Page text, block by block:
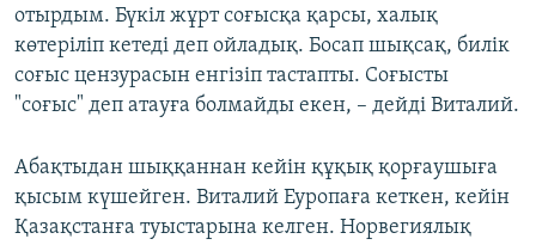
отырдым. Бүкіл жұрт соғысқа қарсы, халық
көтеріліп кетеді деп ойладық. Босап шықсақ, билік
соғыс цензурасын енгізіп тастапты. Соғысты
"соғыс" деп атауға болмайды екен, – дейді Виталий.
Абақтыдан шыққаннан кейін құқық қорғаушыға
қысым күшейген. Виталий Еуропаға кеткен, кейін
Қазақстанға туыстарына келген. Норвегиялық